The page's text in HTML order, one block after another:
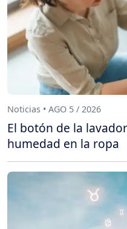
Noticias • AGO 5 / 2026
El botón de la
humedad en la ropa